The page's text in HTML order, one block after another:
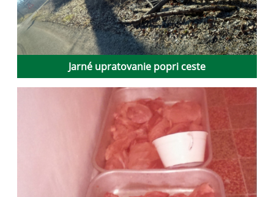
Jarné upratovanie popri ceste